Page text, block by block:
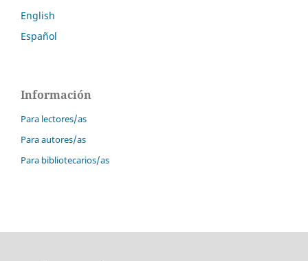
English
Español
Información
Para lectores/as
Para autores/as
Para bibliotecarios/as